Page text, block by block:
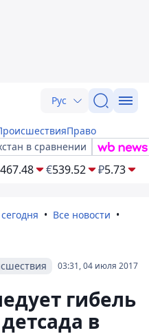
Рус
Право
в сравнении
467.48 €539.52 ₽5.73
Все новости
03:31, 04 июля 2017
гибель
в